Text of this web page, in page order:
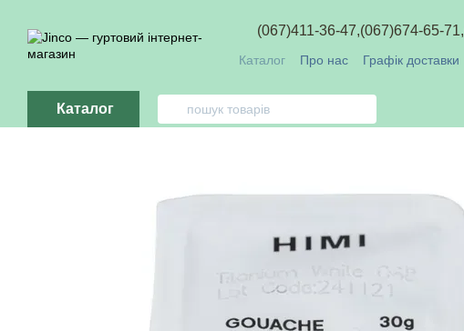
(067)411-36-47,(067)674-65-71,
Каталог Про нас Графік доставки
Каталог